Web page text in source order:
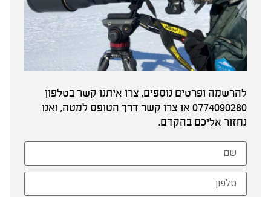
להרשמה ופרטים נוספים, צרו איתנו קשר בטלפון
0774090280 או צרו קשר דרך הטופס למטה, ואנו
נחזור אליכם בהקדם.